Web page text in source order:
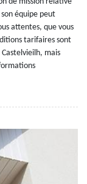
équipe peut
attentes, que vous
tarifaires sont
mais